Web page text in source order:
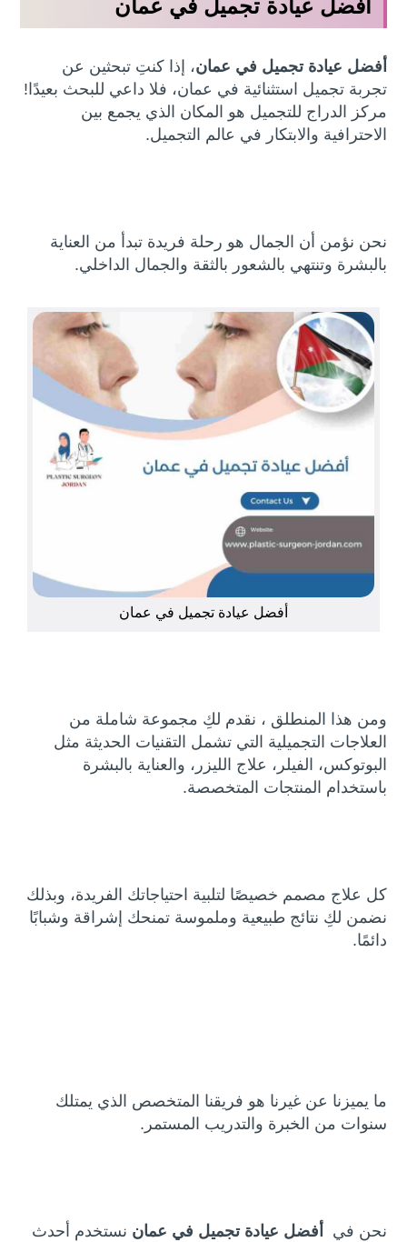
أفضل عيادة تجميل في عمان
أفضل عيادة تجميل في عمان، إذا كنتِ تبحثين عن
تجربة تجميل استثنائية في عمان، فلا داعي للبحث بعيدًا!
مركز الدراج للتجميل هو المكان الذي يجمع بين
الاحترافية والابتكار في عالم التجميل.
نحن نؤمن أن الجمال هو رحلة فريدة تبدأ من العناية
بالبشرة وتنتهي بالشعور بالثقة والجمال الداخلي.
أفضل عيادة تجميل في عمان
ومن هذا المنطلق ، نقدم لكِ مجموعة شاملة من
العلاجات التجميلية التي تشمل التقنيات الحديثة مثل
البوتوكس، الفيلر، علاج الليزر، والعناية بالبشرة
باستخدام المنتجات المتخصصة.
كل علاج مصمم خصيصًا لتلبية احتياجاتك الفريدة، وبذلك
نضمن لكِ نتائج طبيعية وملموسة تمنحك إشراقة وشبابًا
دائمًا.
ما يميزنا عن غيرنا هو فريقنا المتخصص الذي يمتلك
سنوات من الخبرة والتدريب المستمر.
نحن في أفضل عيادة تجميل في عمان نستخدم أحدث